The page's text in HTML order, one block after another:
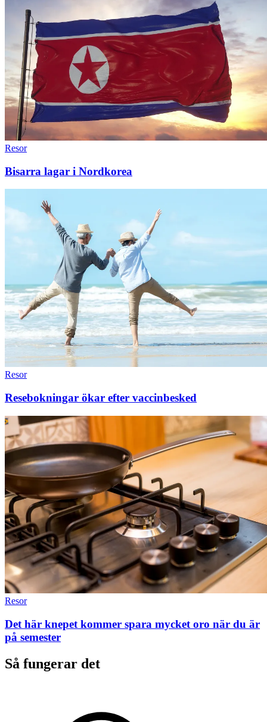
Resor
Bisarra lagar i Nordkorea
Resor
Resebokningar ökar efter vaccinbesked
Resor
Det här knepet kommer spara mycket oro när du är
på semester
Så fungerar det